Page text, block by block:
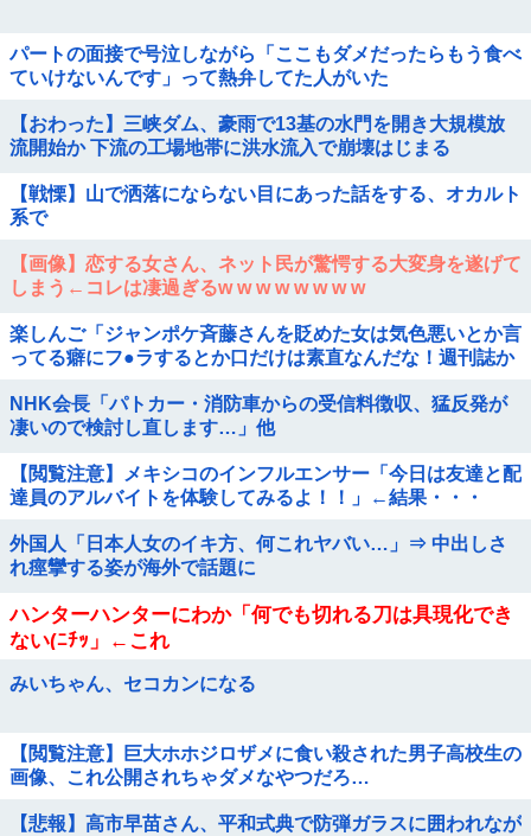
パートの面接で号泣しながら「ここもダメだったらもう食べ
ていけないんです」って熱弁してた人がいた
【おわった】三峡ダム、豪雨で13基の水門を開き大規模放
流開始か 下流の工場地帯に洪水流入で崩壊はじまる
【戦慄】山で洒落にならない目にあった話をする、オカルト
系で
【画像】恋する女さん、ネット民が驚愕する大変身を遂げて
しまう←コレは凄過ぎるw w w w w w w w
楽しんご「ジャンポケ斉藤さんを貶めた女は気色悪いとか言
ってる癖にフ●ラするとか口だけは素直なんだな！週刊誌か
NHK会長「パトカー・消防車からの受信料徴収、猛反発が
凄いので検討し直します…」他
【閲覧注意】メキシコのインフルエンサー「今日は友達と配
達員のアルバイトを体験してみるよ！！」←結果・・・
外国人「日本人女のイキ方、何これヤバい…」⇒ 中出しさ
れ痙攣する姿が海外で話題に
ハンターハンターにわか「何でも切れる刀は具現化でき
ない(ﾆﾁｯ」←これ
みいちゃん、セコカンになる
【閲覧注意】巨大ホホジロザメに食い殺された男子高校生の
画像、これ公開されちゃダメなやつだろ…
【悲報】高市早苗さん、平和式典で防弾ガラスに囲われなが